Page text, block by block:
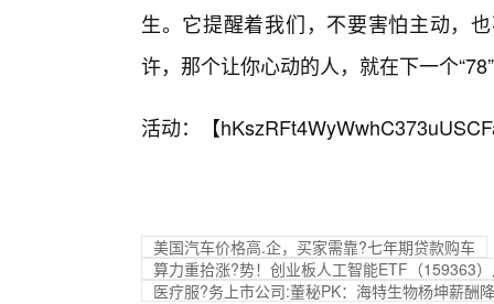
生。它提醒着我们，不要害怕主动，
许，那个让你心动的人，就在下一个
活动：【
美国汽车价格高.企，买家需靠?七年期贷款购车
算力重拾涨?势！创业板人工智能ETF（159363
医疗服?务上市公司:董秘PK：海特生物杨坤薪酬